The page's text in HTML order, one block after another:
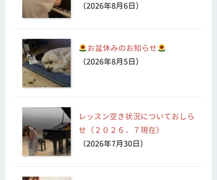
（2026年8月6日）
お盆休みのお知らせ
（2026年8月5日）
レッスン空き状況についておしら
せ（２０２６．７現在）
（2026年7月30日）